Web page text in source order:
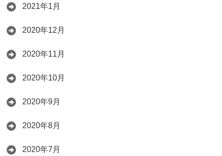
2021年1月
2020年12月
2020年11月
2020年10月
2020年9月
2020年8月
2020年7月